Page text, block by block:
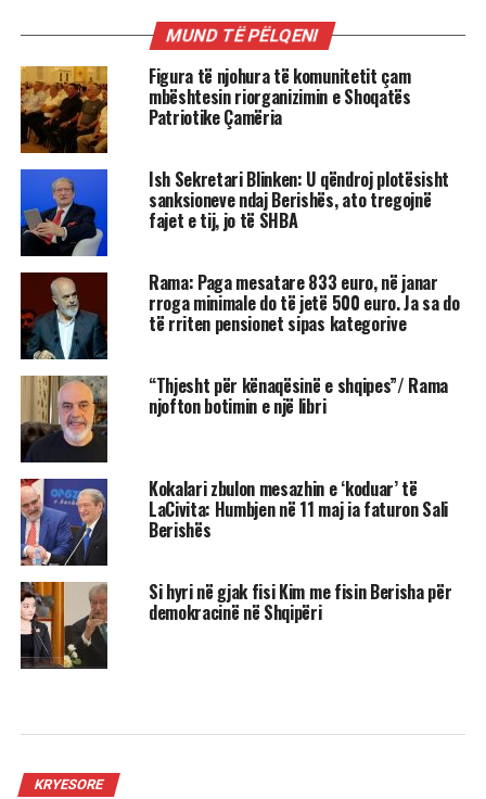
MUND TË PËLQENI
Figura të njohura të komunitetit çam
mbështesin riorganizimin e Shoqatës
Patriotike Çamëria
Ish Sekretari Blinken: U qëndroj plotësisht
sanksioneve ndaj Berishës, ato tregojnë
fajet e tij, jo të SHBA
Rama: Paga mesatare 833 euro, në janar
rroga minimale do të jetë 500 euro. Ja sa do
të rriten pensionet sipas kategorive
“Thjesht për kënaqësinë e shqipes”/ Rama
njofton botimin e një libri
Kokalari zbulon mesazhin e ‘koduar’ të
LaCivita: Humbjen në 11 maj ia faturon Sali
Berishës
Si hyri në gjak fisi Kim me fisin Berisha për
demokracinë në Shqipëri
KRYESORE